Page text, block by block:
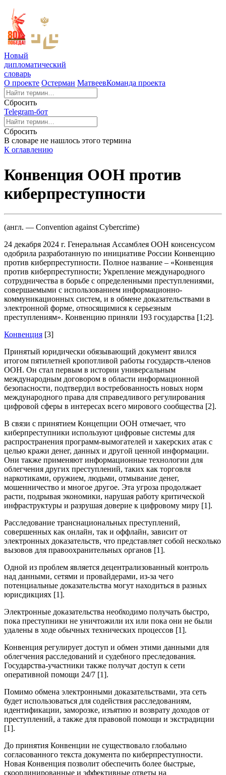
Новый
дипломатический
словарь
О проекте Остерман МатвеевКоманда проекта
Сбросить
Telegram-бот
Сбросить
В словаре не нашлось этого термина
К оглавлению
Конвенция ООН против
киберпреступности
(англ. — Convention against Cybercrime)
24 декабря 2024 г. Генеральная Ассамблея ООН консенсусом
одобрила разработанную по инициативе России Конвенцию
против киберпреступности. Полное название – «Конвенция
против киберпреступности; Укрепление международного
сотрудничества в борьбе с определенными преступлениями,
совершаемыми с использованием информационно-
коммуникационных систем, и в обмене доказательствами в
электронной форме, относящимися к серьезным
преступлениям». Конвенцию приняли 193 государства [1;2].
Конвенция [3]
Принятый юридически обязывающий документ явился
итогом пятилетней кропотливой работы государств-членов
ООН. Он стал первым в истории универсальным
международным договором в области информационной
безопасности, подтвердил востребованность новых норм
международного права для справедливого регулирования
цифровой сферы в интересах всего мирового сообщества [2].
В связи с принятием Концепции ООН отмечает, что
киберпреступники используют цифровые системы для
распространения программ-вымогателей и хакерских атак с
целью кражи денег, данных и другой ценной информации.
Они также применяют информационные технологии для
облегчения других преступлений, таких как торговля
наркотиками, оружием, людьми, отмывание денег,
мошенничество и многое другое. Эта угроза продолжает
расти, подрывая экономики, нарушая работу критической
инфраструктуры и разрушая доверие к цифровому миру [1].
Расследование транснациональных преступлений,
совершенных как онлайн, так и оффлайн, зависит от
электронных доказательств, что представляет собой несколько
вызовов для правоохранительных органов [1].
Одной из проблем является децентрализованный контроль
над данными, сетями и провайдерами, из-за чего
потенциальные доказательства могут находиться в разных
юрисдикциях [1].
Электронные доказательства необходимо получать быстро,
пока преступники не уничтожили их или пока они не были
удалены в ходе обычных технических процессов [1].
Конвенция регулирует доступ и обмен этими данными для
облегчения расследований и судебного преследования.
Государства-участники также получат доступ к сети
оперативной помощи 24/7 [1].
Помимо обмена электронными доказательствами, эта сеть
будет использоваться для содействия расследованиям,
идентификации, заморозке, изъятию и возврату доходов от
преступлений, а также для правовой помощи и экстрадиции
[1].
До принятия Конвенции не существовало глобально
согласованного текста документа по киберпреступности.
Новая Конвенция позволит обеспечить более быстрые,
скоординированные и эффективные ответы на